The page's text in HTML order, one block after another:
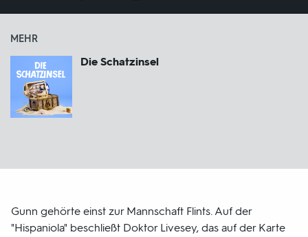
MEHR
Die Schatzinsel
Gunn gehörte einst zur Mannschaft Flints. Auf der
"Hispaniola" beschließt Doktor Livesey, das auf der Karte